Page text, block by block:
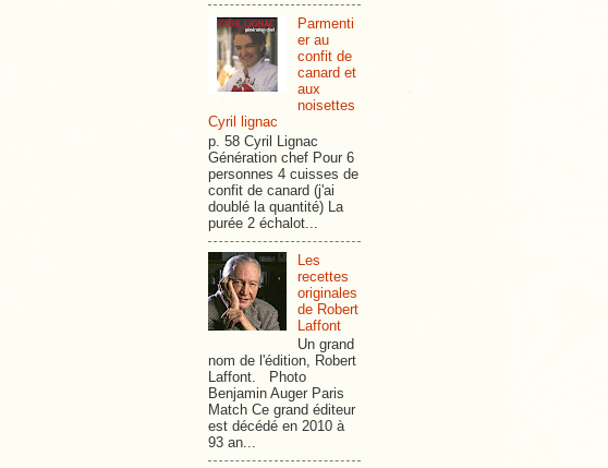
Parmenti
er au
confit de
canard et
aux
noisettes
Cyril lignac
p. 58 Cyril Lignac
Génération chef Pour 6
personnes 4 cuisses de
confit de canard (j'ai
doublé la quantité) La
purée 2 échalot...
Les
recettes
originales
de Robert
Laffont
Un grand
nom de l'édition, Robert
Laffont. Photo
Benjamin Auger Paris
Match Ce grand éditeur
est décédé en 2010 à
93 an...